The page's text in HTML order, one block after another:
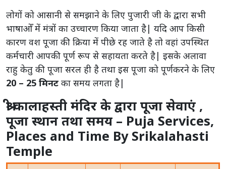
लोगों को आसानी से समझाने के लिए पुजारी जी के द्वारा सभी
भाषाओँ में मंत्रों का उच्चारण किया जाता है| यदि आप किसी
कारण वश पूजा की क्रिया में पीछे रह जाते है तो वहां उपस्थित
कर्मचारी आपकी पूर्ण रूप से सहायता करते है| इसके अलावा
राहु केतु की पूजा सरल ही है तथा इस पूजा को पूर्णकरने के लिए
20 – 25 मिनट का समय लगता है|
श्री कालाहस्ती मंदिर के द्वारा पूजा सेवाएं ,
पूजा स्थान तथा समय – Puja Services,
Places and Time By Srikalahasti
Temple